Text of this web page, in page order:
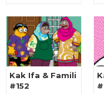
Kak Ifa & Famili
#152